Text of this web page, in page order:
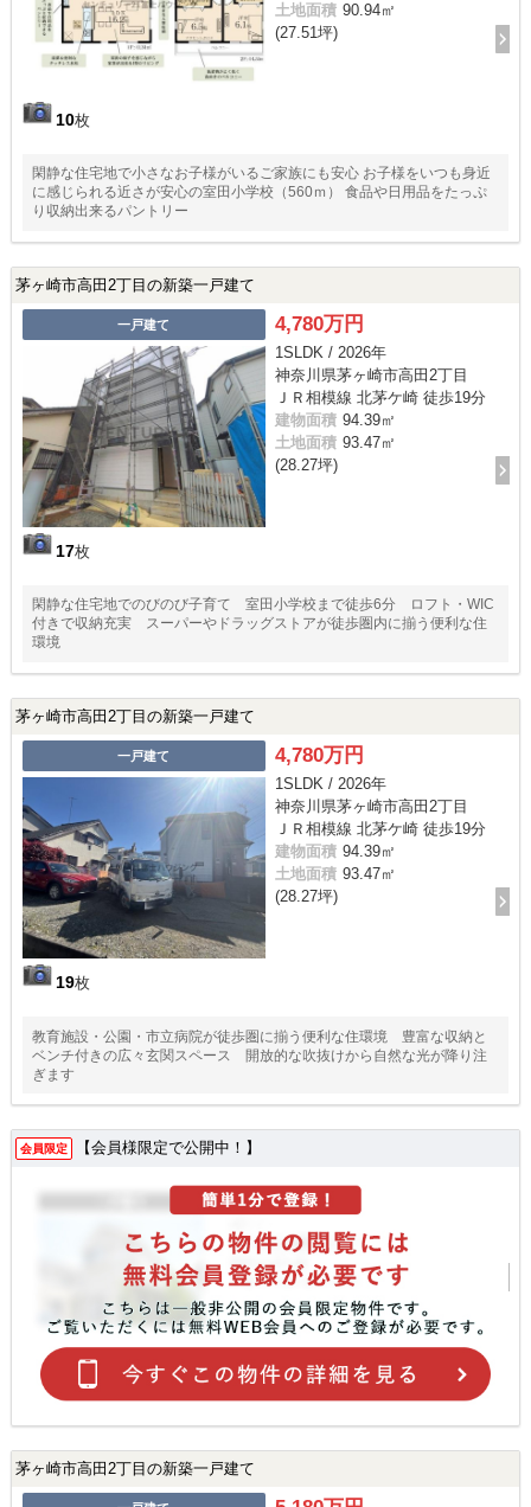
10枚
土地面積 90.94㎡
(27.51坪)
閑静な住宅地で小さなお子様がいるご家族にも安心 お子様をいつも身近
に感じられる近さが安心の室田小学校（560ｍ） 食品や日用品をたっぷ
り収納出来るパントリー
茅ヶ崎市高田2丁目の新築一戸建て
一戸建て
17枚
4,780万円
1SLDK / 2026年
神奈川県茅ヶ崎市高田2丁目
ＪＲ相模線 北茅ケ崎 徒歩19分
建物面積 94.39㎡
土地面積 93.47㎡
(28.27坪)
閑静な住宅地でのびのび子育て 室田小学校まで徒歩6分 ロフト・WIC
付きで収納充実 スーパーやドラッグストアが徒歩圏内に揃う便利な住
環境
茅ヶ崎市高田2丁目の新築一戸建て
一戸建て
19枚
4,780万円
1SLDK / 2026年
神奈川県茅ヶ崎市高田2丁目
ＪＲ相模線 北茅ケ崎 徒歩19分
建物面積 94.39㎡
土地面積 93.47㎡
(28.27坪)
教育施設・公園・市立病院が徒歩圏に揃う便利な住環境 豊富な収納と
ベンチ付きの広々玄関スペース 開放的な吹抜けから自然な光が降り注
ぎます
会員限定 【会員様限定で公開中！】
茅ヶ崎市高田2丁目の新築一戸建て